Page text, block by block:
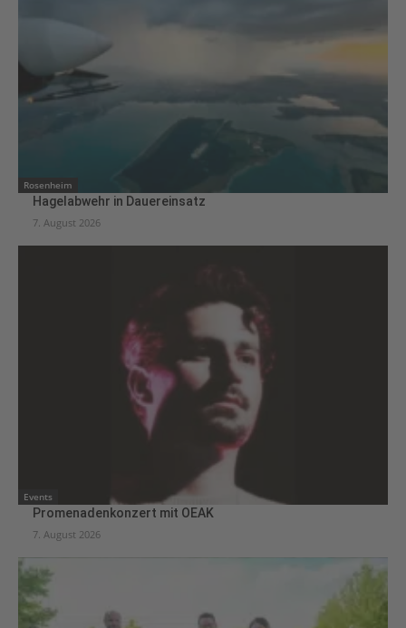
Rosenheim
Hagelabwehr in Dauereinsatz
7. August 2026
Events
Promenadenkonzert mit OEAK
7. August 2026